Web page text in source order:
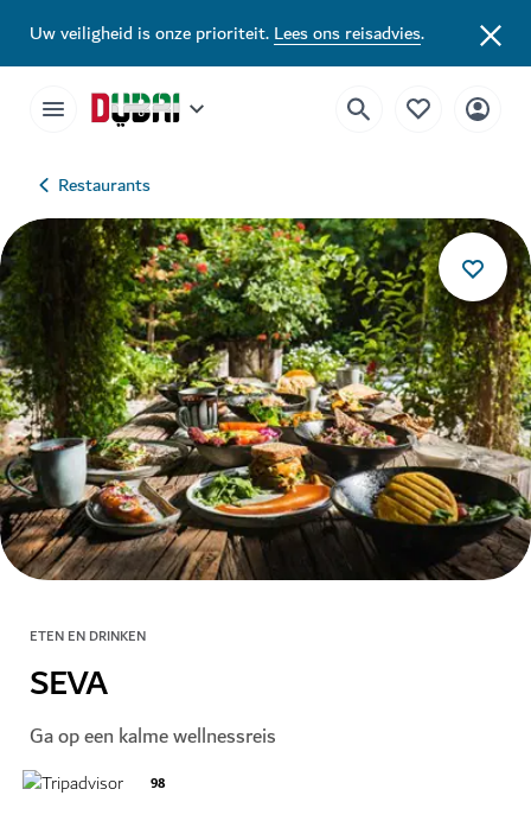
Uw veiligheid is onze prioriteit.Lees ons reisadvies.
Restaurants
ETEN EN DRINKEN
SEVA
Ga op een kalme wellnessreis
98